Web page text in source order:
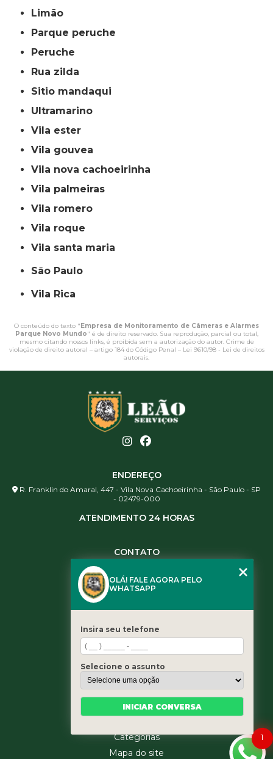
limão
parque peruche
peruche
rua zilda
sitio mandaqui
ultramarino
vila ester
vila gouvea
vila nova cachoeirinha
vila palmeiras
vila romero
vila roque
vila santa maria
São Paulo
Vila Rica
O conteúdo do texto "Empresa de Monitoramento de Câmeras e Alarmes
Parque Novo Mundo" é de direito reservado. Sua reprodução, parcial ou total,
mesmo citando nossos links, é proibida sem a autorização do autor. Crime de
violação de direito autoral – artigo 184 do Código Penal – Lei 9610/98 - Lei de direitos
autorais.
ENDEREÇO
R. Franklin do Amaral, 447 - Vila Nova Cachoeirinha - São Paulo - SP
- 02479-000
ATENDIMENTO 24 HORAS
CONTATO
(11) 3461-5871
contato@leaoservicos.com.br
Home
Quem somos
Serviços
Blog
Categorias
Mapa do site
1
OLÁ! FALE AGORA PELO
WHATSAPP
Insira seu telefone
Selecione o assunto
INICIAR CONVERSA